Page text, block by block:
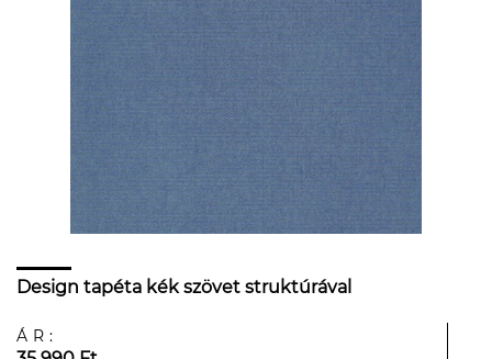
Design tapéta kék szövet struktúrával
ÁR: